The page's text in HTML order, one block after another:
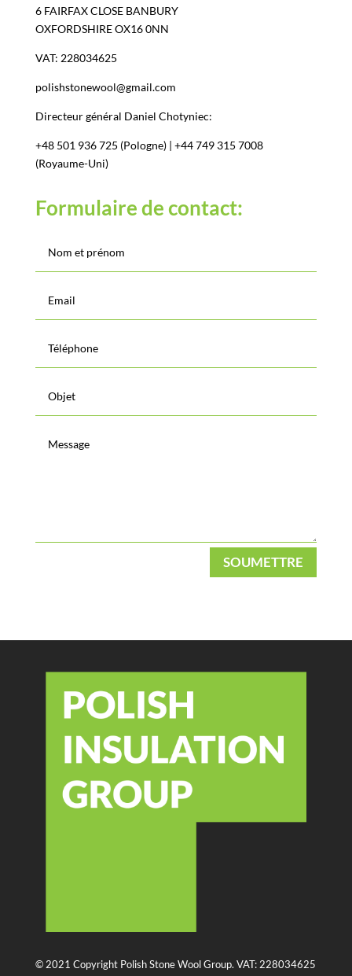
6 FAIRFAX CLOSE BANBURY
OXFORDSHIRE OX16 0NN
VAT: 228034625
polishstonewool@gmail.com
Directeur général Daniel Chotyniec:
+48 501 936 725 (Pologne) | +44 749 315 7008
(Royaume-Uni)
Formulaire de contact:
SOUMETTRE
© 2021 Copyright Polish Stone Wool Group. VAT: 228034625